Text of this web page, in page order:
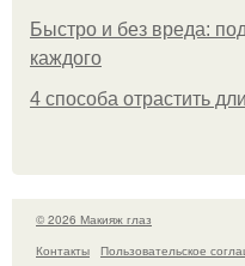
Быстро и без вреда:
каждого
4 способа отрастить
© 2026 Макияж глаз
Контакты
Пользовательское